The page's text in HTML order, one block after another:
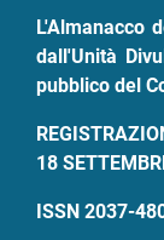
L'Almanacco
dall'Unità
pubblico del
18
ISSN 2037-